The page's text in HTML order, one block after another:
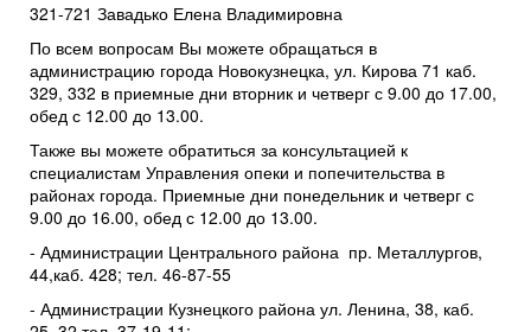
321-721 Завадько Елена Владимировна
По всем вопросам Вы можете обращаться в
администрацию города Новокузнецка, ул. Кирова 71 каб.
329, 332 в приемные дни вторник и четверг с 9.00 до 17.00,
обед с 12.00 до 13.00.
Также вы можете обратиться за консультацией к
специалистам Управления опеки и попечительства в
районах города. Приемные дни понедельник и четверг с
9.00 до 16.00, обед с 12.00 до 13.00.
- Администрации Центрального района пр. Металлургов,
44,каб. 428; тел. 46-87-55
- Администрации Кузнецкого района ул. Ленина, 38, каб.